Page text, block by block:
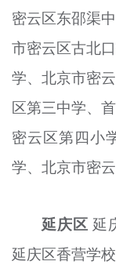
密云区东邵渠
市密云区古北
学、北京市密
区第三中学、
密云区第四小
学、北京市密
延庆区 延
延庆区香营学